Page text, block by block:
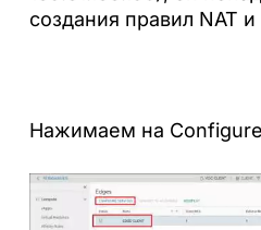
создания правил NAT
Нажимаем на